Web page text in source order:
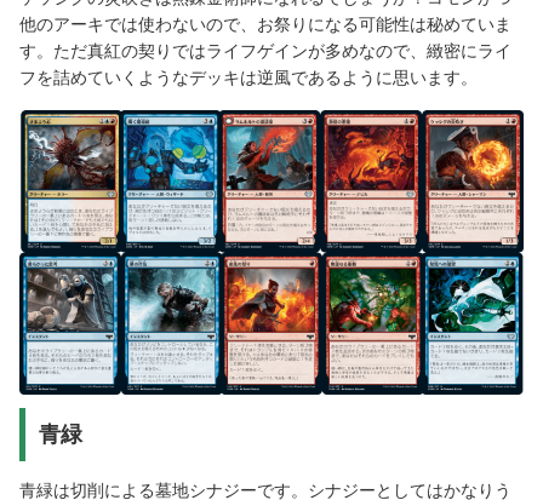
他のアーキでは使わないので、お祭りになる可能性は秘めていま
す。ただ真紅の契りではライフゲインが多めなので、緻密にライ
フを詰めていくようなデッキは逆風であるように思います。
青緑
青緑は切削による墓地シナジーです。シナジーとしてはかなりう